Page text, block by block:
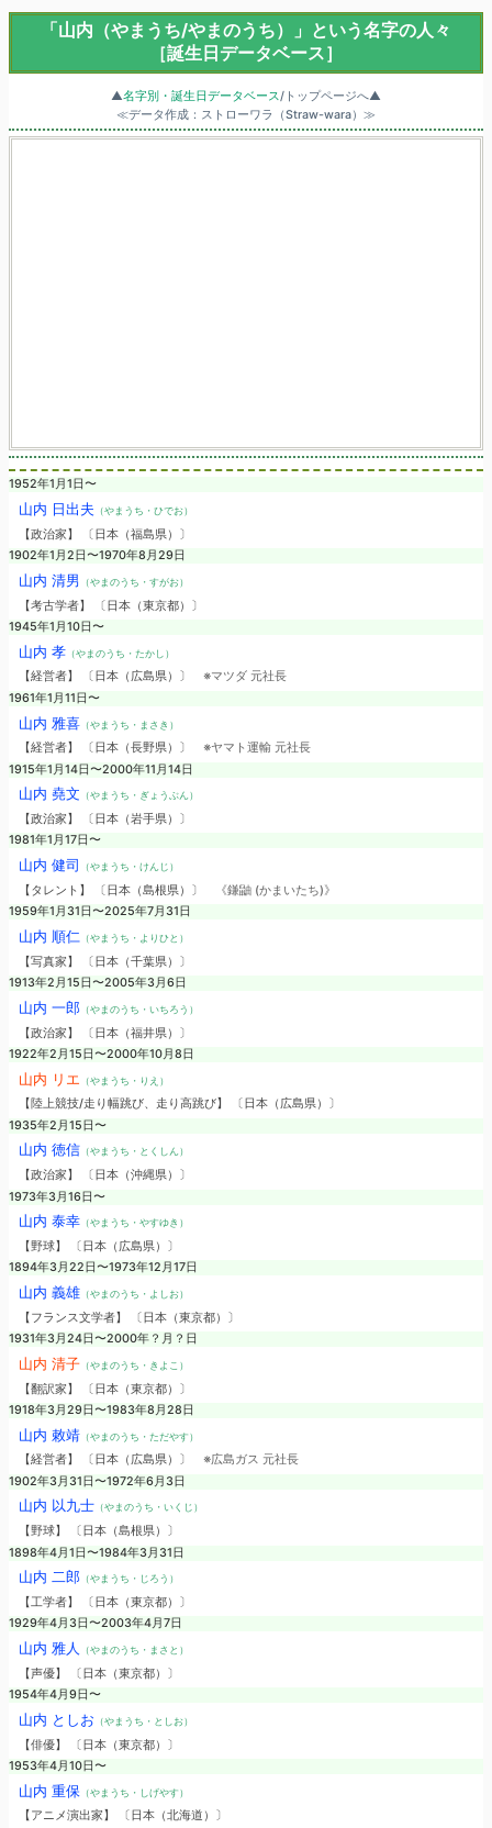
「山内（やまうち/やまのうち）」という名字の人々
［誕生日データベース］
▲名字別・誕生日データベース/トップページへ▲
≪データ作成：ストローワラ（Straw-wara）≫
1952年1月1日〜
山内 日出夫 （やまうち・ひでお）
【政治家】 〔日本（福島県）〕
1902年1月2日〜1970年8月29日
山内 清男 （やまのうち・すがお）
【考古学者】 〔日本（東京都）〕
1945年1月10日〜
山内 孝（やまのうち・たかし）
【経営者】 〔日本（広島県）〕 ※マツダ 元社長
1961年1月11日〜
山内 雅喜（やまうち・まさき）
【経営者】 〔日本（長野県）〕 ※ヤマト運輸 元社長
1915年1月14日〜2000年11月14日
山内 堯文 （やまうち・ぎょうぶん）
【政治家】 〔日本（岩手県）〕
1981年1月17日〜
山内 健司 （やまうち・けんじ）
【タレント】 〔日本（島根県）〕
《鎌鼬 (かまいたち)》
1959年1月31日〜2025年7月31日
山内 順仁 （やまうち・よりひと）
【写真家】 〔日本（千葉県）〕
1913年2月15日〜2005年3月6日
山内 一郎（やまのうち・いちろう）
【政治家】 〔日本（福井県）〕
1922年2月15日〜2000年10月8日
山内 リエ （やまうち・りえ）
【陸上競技/走り幅跳び、走り高跳び】 〔日本（広島県）〕
1935年2月15日〜
山内 徳信 （やまうち・とくしん）
【政治家】 〔日本（沖縄県）〕
1973年3月16日〜
山内 泰幸（やまうち・やすゆき）
【野球】 〔日本（広島県）〕
1894年3月22日〜1973年12月17日
山内 義雄（やまのうち・よしお）
【フランス文学者】 〔日本（東京都）〕
1931年3月24日〜2000年？月？日
山内 清子（やまのうち・きよこ）
【翻訳家】 〔日本（東京都）〕
1918年3月29日〜1983年8月28日
山内 敕靖（やまのうち・ただやす）
【経営者】 〔日本（広島県）〕 ※広島ガス 元社長
1902年3月31日〜1972年6月3日
山内 以九士（やまのうち・いくじ）
【野球】 〔日本（島根県）〕
1898年4月1日〜1984年3月31日
山内 二郎（やまうち・じろう）
【工学者】 〔日本（東京都）〕
1929年4月3日〜2003年4月7日
山内 雅人 （やまのうち・まさと）
【声優】 〔日本（東京都）〕
1954年4月9日〜
山内 としお （やまうち・としお）
【俳優】 〔日本（東京都）〕
1953年4月10日〜
山内 重保 （やまうち・しげやす）
【アニメ演出家】 〔日本（北海道）〕